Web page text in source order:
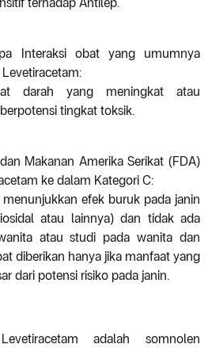
Interaksi obat yang umumnya
darah yang meningkat atau
tingkat toksik.
Makanan Amerika Serikat (FDA)
ke dalam Kategori C:
efek buruk pada janin
atau lainnya) dan tidak ada
atau studi pada wanita dan
diberikan hanya jika manfaat yang
dari potensi risiko pada janin.
adalah somnolen